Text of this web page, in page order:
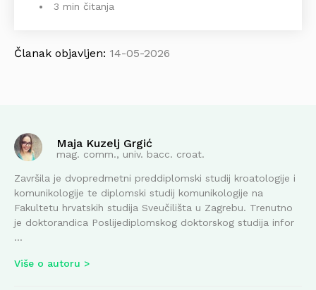
3 min čitanja
Članak objavljen: 14-05-2026
Maja Kuzelj Grgić
mag. comm., univ. bacc. croat.
Završila je dvopredmetni preddiplomski studij kroatologije i
komunikologije te diplomski studij komunikologije na
Fakultetu hrvatskih studija Sveučilišta u Zagrebu. Trenutno
je doktorandica Poslijediplomskog doktorskog studija infor
...
Više o autoru